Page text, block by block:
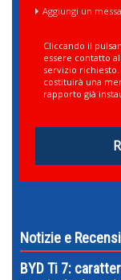
Aggiungi un
Cliccando il
essere contatto
servizio
costituirà una
rapporto già
Notizie e
BYD Ti 7: